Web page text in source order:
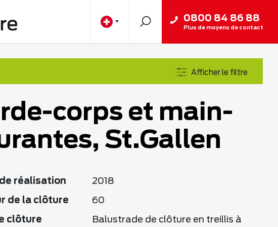
0800 84 86 88
Plus de moyens de contact
Afficher le filtre
corps et main-
St.Gallen
réalisation 2018
de la clôture 60
clôture Balustrade de clôture en treillis à